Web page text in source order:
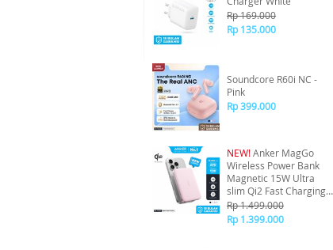
Rp 169.000
Rp 135.000
Soundcore R60i NC -
Pink
Rp 399.000
NEW!Anker MagGo
Wireless Power Bank
Magnetic 15W Ultra
slim Qi2 Fast Charging
Type C PD 10000 mAh
A1664 - Pink
Rp 1.499.000
Rp 1.399.000